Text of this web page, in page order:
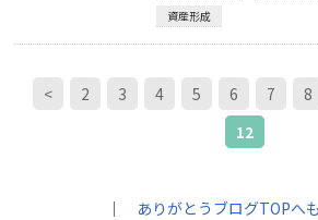
資産形成
< 2 3 4 5 6 7 8
12
｜ ありがとうブログTOPへ